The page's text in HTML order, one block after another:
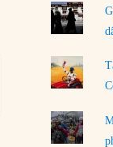
rủi ro
02/08/
Làm thế
01/08/
Chiến
31/07/